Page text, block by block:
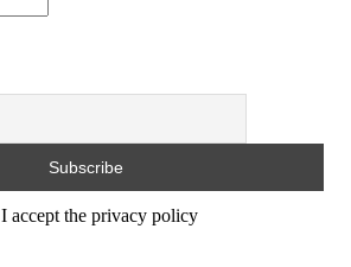
I accept the privacy policy